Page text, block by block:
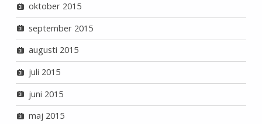
oktober 2015
september 2015
augusti 2015
juli 2015
juni 2015
maj 2015